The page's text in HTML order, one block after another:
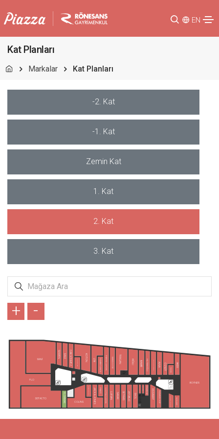
EN
Kat Planları
Markalar Kat Planları
-2. Kat
-1. Kat
Zemin Kat
1. Kat
2. Kat
3. Kat
AKER
ALTINYILDIZ CLASSICS
TAKIMALL
AVVA
BAMBİ
COLINS
DAGİ
DEFACTO DS DAMAT
EKOL
FAİK SÖNMEZ
FENERIUM
FLO
FLORMAR GIOVANE GENTILE
HATEMOĞLU
JACK & JONES JEPUBLIC
KARACA GİYİM KİĞILI
KONYALI SAAT
LEE&WRANGLER
LTB
LUFIAN
MAVİ
ÖZSÜT
PENTİ
PIERRE CARDIN
RAMSEY/KİP
SARAR SETRMS
SUWEN
SÜVARİ
TAMER TANCA TERGAN
TUDORS
U.S POLO ASSN.
BOYNER
KOTON
+ -